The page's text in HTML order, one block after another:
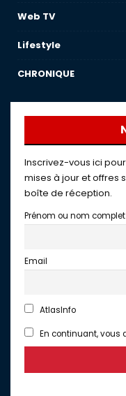
Web TV
Lifestyle
CHRONIQUE
Inscrivez-vous ici
mises à jour et offres
boîte de réception.
Prénom ou nom complet
Email
AtlasInfo
En continuant, vous